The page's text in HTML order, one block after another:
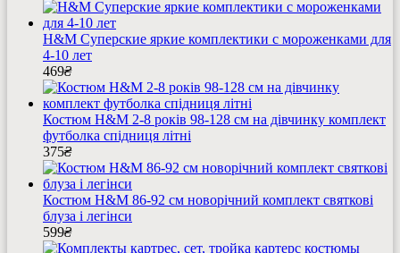
H&M Суперские яркие комплектики с мороженками для
4-10 лет
469₴
Костюм H&M 2-8 років 98-128 см на дівчинку комплект
футболка спідниця літні
375₴
Костюм H&M 86-92 см новорічний комплект святкові
блуза і легінси
599₴